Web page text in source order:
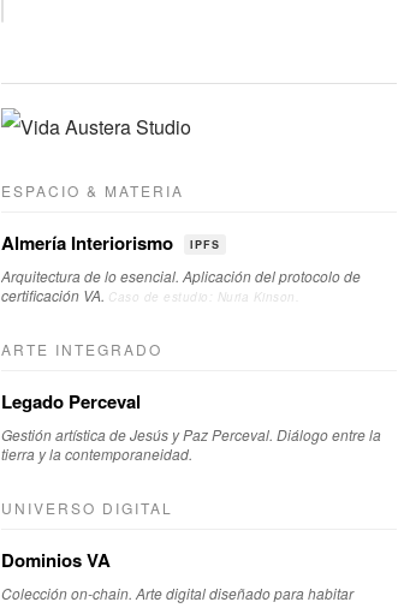
ESPACIO & MATERIA
Almería Interiorismo IPFS
Arquitectura de lo esencial. Aplicación del protocolo de
certificación VA. Caso de estudio: Nuria Kinson.
ARTE INTEGRADO
Legado Perceval
Gestión artística de Jesús y Paz Perceval. Diálogo entre la
tierra y la contemporaneidad.
UNIVERSO DIGITAL
Dominios VA
Colección on-chain. Arte digital diseñado para habitar